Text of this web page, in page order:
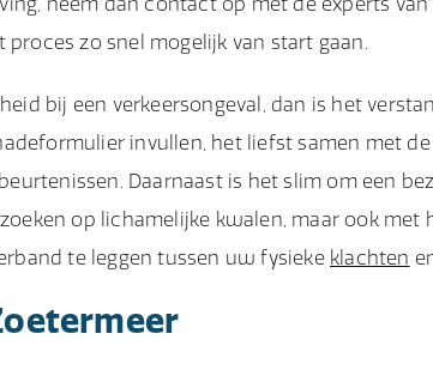
zo snel mogelijk van start gaan.
bij een verkeersongeval, dan is het
invullen, het liefst samen met
Daarnaast is het slim om een
op lichamelijke kwalen, maar ook met
te leggen tussen uw fysieke klachten